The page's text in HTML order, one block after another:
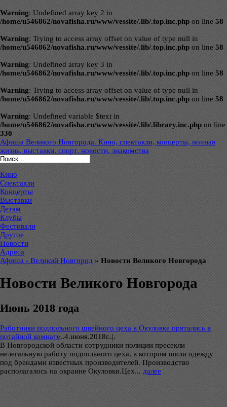
Warning: Undefined array key 2 in
/home/u546862/novafisha.ru/www/vessite/.lib/.top.inc.php on line 58
Warning: Trying to access array offset on value of type null in
/home/u546862/novafisha.ru/www/vessite/.lib/.top.inc.php on line 58
Warning: Undefined array key 3 in
/home/u546862/novafisha.ru/www/vessite/.lib/.top.inc.php on line 58
Warning: Trying to access array offset on value of type null in
/home/u546862/novafisha.ru/www/vessite/.lib/.top.inc.php on line 58
Warning: Undefined variable $text in
/home/u546862/novafisha.ru/www/vessite/.lib/.library.inc.php on line
330
Афиша Великого Новгорода. Кино, спектакли, концерты, ночная
жизнь, выставки, спорт, новости, знакомства
Кино
Спектакли
Концерты
Выставки
Детям
Клубы
Фестивали
Другое
Новости
Адреса
Афиша - Великий Новгород » Новости Великого Новгорода
Новости Великого Новгорода
Июнь 2018 года
Работники подпольного швейного цеха в Окуловке прятались в
потайной комнате..4.июня.2018г..|.
В Новгородской области сотрудники полиции пресекли
нелегальную работу подпольного цеха, в котором шили одежду
под брендами известных производителей. Производство
располагалось на окраине Окуловки.Цех... далее